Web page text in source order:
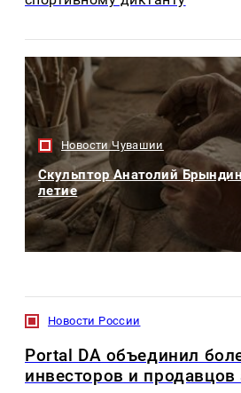
Новости Чувашии
Скульптор Анатолий
летие
Новости России
Portal DA объединил
инвесторов и продавцов